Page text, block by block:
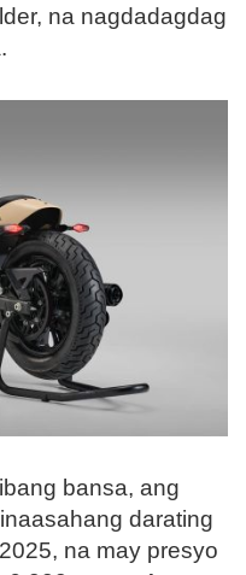
na nagdadagdag
bansa, ang
darating
na may presyo